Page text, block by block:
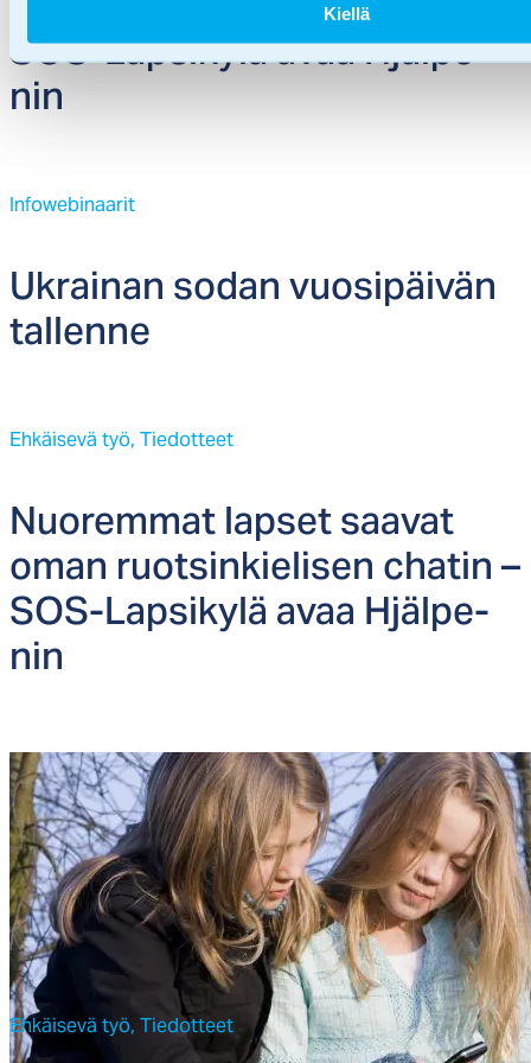
Kiellä
SOS-Lap­si­ky­lä avaa Hjäl­pe­
nin
Infowebinaarit
Uk­rai­nan so­dan vuo­si­päi­vän
tal­len­ne
Ehkäisevä työ, Tiedotteet
Nuo­rem­mat lap­set saa­vat
oman ruot­sin­kie­li­sen cha­tin –
SOS-Lap­si­ky­lä avaa Hjäl­pe­
nin
Ehkäisevä työ, Tiedotteet